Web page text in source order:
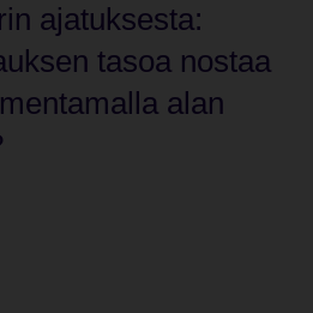
ajatuksesta:
tasoa nostaa
alan